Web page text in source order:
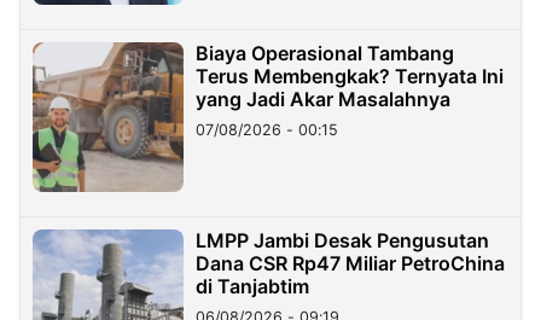
Biaya Operasional Tambang
Terus Membengkak? Ternyata Ini
yang Jadi Akar Masalahnya
07/08/2026 - 00:15
LMPP Jambi Desak Pengusutan
Dana CSR Rp47 Miliar PetroChina
di Tanjabtim